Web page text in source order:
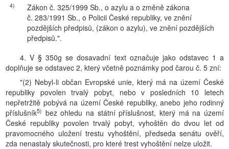
4)
Zákon č. 325/1999 Sb., o azylu a o změně zákona
č. 283/1991 Sb., o Policii České republiky, ve znění
pozdějších předpisů, (zákon o azylu), ve znění pozdějších
předpisů.".
4. V § 350g se dosavadní text označuje jako odstavec 1 a
doplňuje se odstavec 2, který včetně poznámky pod čarou č. 5 zní:
"(2) Nebyl-li občan Evropské unie, který má na území České
republiky povolen trvalý pobyt, nebo v posledních 10 letech
nepřetržitě pobývá na území České republiky, anebo jeho rodinný
příslušník5) bez ohledu na státní příslušnost, který má na území
České republiky povolen trvalý pobyt, vyhoštěn do dvou let od
pravomocného uložení trestu vyhoštění, předseda senátu ověří,
zda nenastaly skutečnosti, pro které trest vyhoštění nelze uložit.